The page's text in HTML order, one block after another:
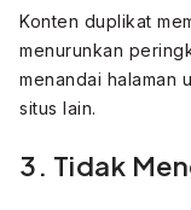
Konten duplikat
menurunkan
menandai halaman
situs lain.
3. Tidak